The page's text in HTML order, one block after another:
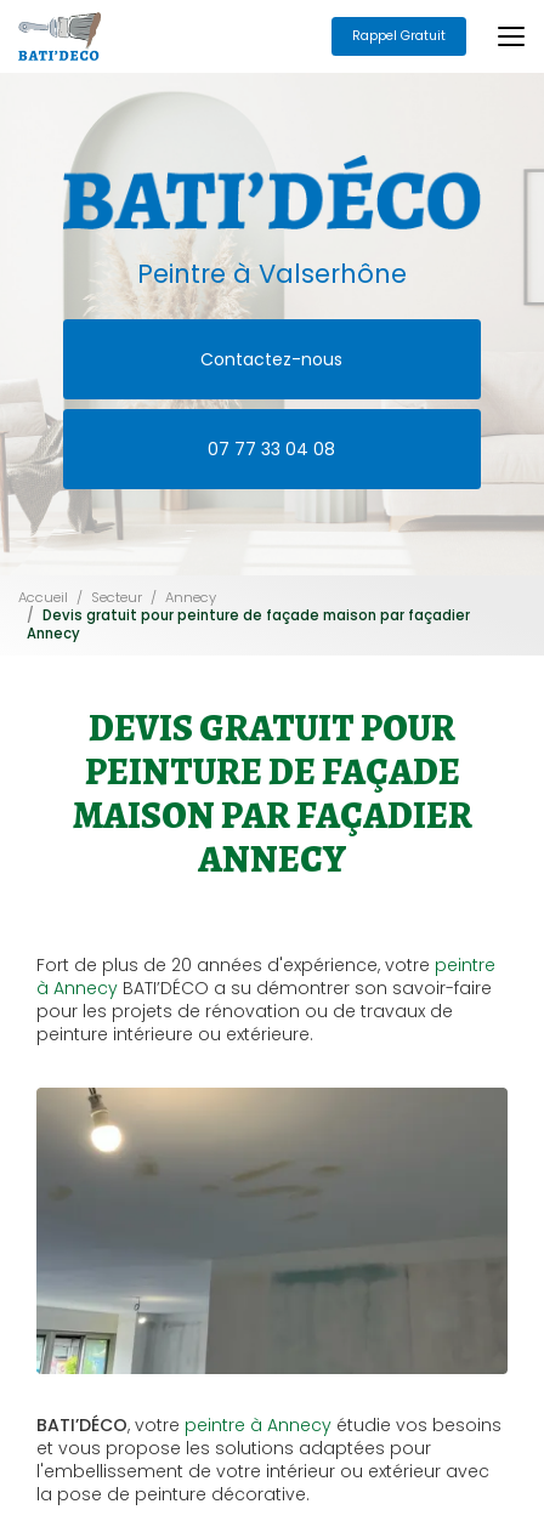
au
contenu
Rappel Gratuit
Peintreà Valserhône
Contactez-nous
07 77 33 04 08
Accueil Secteur
Annecy
Devis gratuit pour peinture de façade maison par façadier
Annecy
DEVIS GRATUIT POUR
PEINTURE DE FAÇADE
MAISON PAR FAÇADIER
ANNECY
Fort de plus de 20 années d'expérience, votre peintre
à Annecy BATI’DÉCO a su démontrer son savoir-faire
pour les projets de rénovation ou de travaux de
peinture intérieure ou extérieure.
BATI’DÉCO, votre peintre à Annecy étudie vos besoins
et vous propose les solutions adaptées pour
l'embellissement de votre intérieur ou extérieur avec
la pose de peinture décorative.